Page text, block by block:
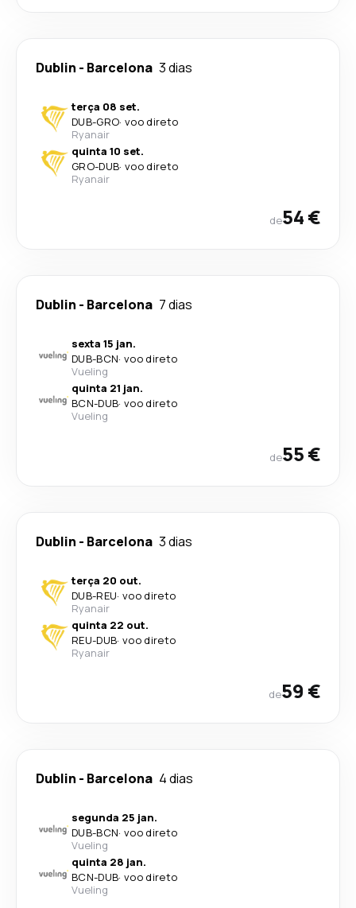
Dublin - Barcelona 3 dias
terça 08 set.
DUB-GRO· voo direto
Ryanair
quinta 10 set.
GRO-DUB· voo direto
Ryanair
de54 €
Dublin - Barcelona 7 dias
sexta 15 jan.
DUB-BCN· voo direto
Vueling
quinta 21 jan.
BCN-DUB· voo direto
Vueling
de55 €
Dublin - Barcelona 3 dias
terça 20 out.
DUB-REU· voo direto
Ryanair
quinta 22 out.
REU-DUB· voo direto
Ryanair
de59 €
Dublin - Barcelona 4 dias
segunda 25 jan.
DUB-BCN· voo direto
Vueling
quinta 28 jan.
BCN-DUB· voo direto
Vueling